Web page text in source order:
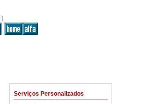
Serviços Personalizados